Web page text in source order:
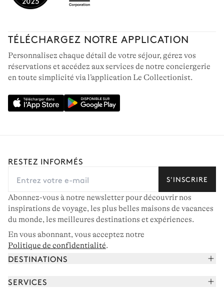
TÉLÉCHARGEZ NOTRE APPLICATION
Personnalisez chaque détail de votre séjour, gérez vos
réservations et accédez aux services de notre conciergerie
en toute simplicité via l’application Le Collectionist.
RESTEZ INFORMÉS
S'INSCRIRE
Abonnez-vous à notre newsletter pour découvrir nos
inspirations de voyage, les plus belles maisons de vacances
du monde, les meilleures destinations et expériences.
En vous abonnant, vous acceptez notre
Politique de confidentialité.
DESTINATIONS
Alpes françaises
SERVICES